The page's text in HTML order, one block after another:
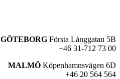
GÖTEBORG Första Långgatan 5B
+46 31-712 73 00
MALMÖ Köpenhamnsvägen 6D
+46 20 564 564